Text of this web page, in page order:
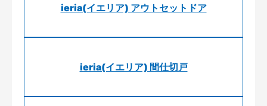
ieria(イエリア) アウトセットドア
ieria(イエリア) 間仕切戸